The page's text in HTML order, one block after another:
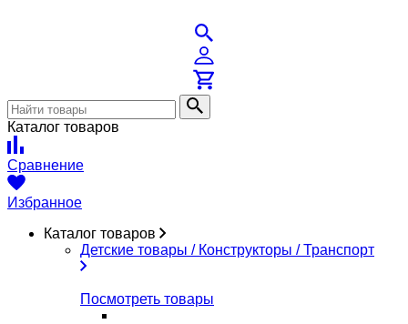
Каталог товаров
Сравнение
Избранное
Каталог товаров
Детские товары / Конструкторы / Транспорт
Посмотреть товары